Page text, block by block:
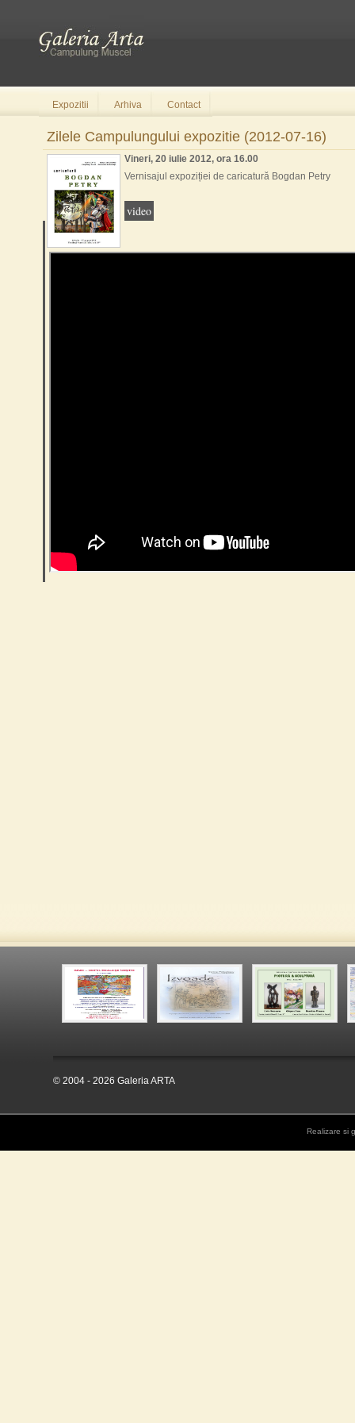
Expozitii Arhiva Contact
Zilele Campulungului expozitie (2012-07-16)
Vineri, 20 iulie 2012, ora 16.00
Vernisajul expoziției de caricatură Bogdan Petry
video
© 2004 - 2026 Galeria ARTA
Realizare si